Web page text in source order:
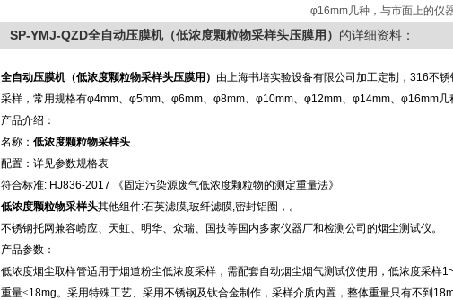
φ16mm几种，与市面上的仪
SP-YMJ-QZD全自动压膜机（低浓度颗粒物采样头压膜用） 的详细资料：
全自动压膜机（低浓度颗粒物采样头压膜用） 由上海书培实验设备有限公司加工定制，316不
采样，常用规格有φ4mm、φ5mm、φ6mm、φ8mm、φ10mm、φ12mm、φ14mm、φ16mm几
产品介绍：
名称： 低浓度颗粒物采样头
配置：详见参数规格表
符合标准: HJ836-2017
《固定污染源废气低浓度颗粒物的测定重量法》
低浓度颗粒物采样头其他组件:石英滤膜,玻纤滤膜,密封铝圈，。
不锈钢托网兼容崂应、天虹、明华、众瑞、国技等国内多家仪器厂和检测公司的烟尘测试仪。
产品参数：
低浓度烟尘取样管适用于烟道粉尘低浓度采样，需配套自动烟尘烟气测试仪使用，低浓度采样
重量≤18mg。采用特殊工艺、采用不锈钢及钛合金制作，采样介质内置，整体重量只有不到